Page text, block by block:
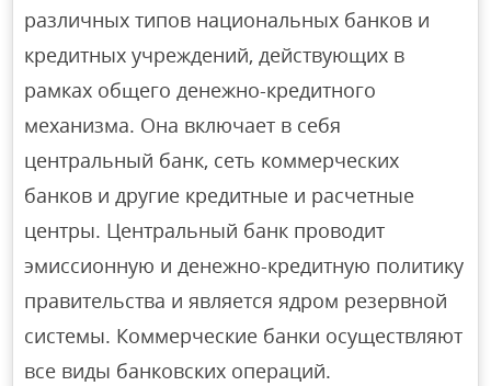
различных типов национальных банков и
кредитных учреждений, действующих в
рамках общего денежно-кредитного
механизма. Она включает в себя
центральный банк, сеть коммерческих
банков и другие кредитные и расчетные
центры. Центральный банк проводит
эмиссионную и денежно-кредитную политику
правительства и является ядром резервной
системы. Коммерческие банки осуществляют
все виды банковских операций.